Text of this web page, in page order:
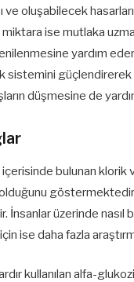
ve oluşabilecek
ise mutlaka
yardım
sistemini
düşmesine de
içerisinde bulunan
üzerinde nasıl
ise daha fazla
kullanılan alfa-